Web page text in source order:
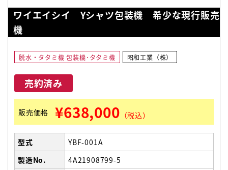
ワイエイシイ Yシャツ包装機 希少な現行販売
機
脱水・タタミ機 包装機･タタミ機 昭和工業（株）
売約済み
販売価格 ¥638,000 （税込）
型式
YBF-001A
製造No.
4A21908799-5